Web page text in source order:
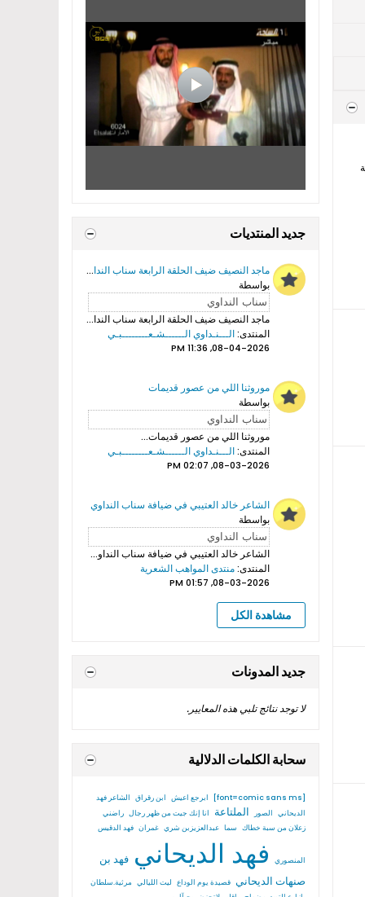
جديد المنتديات
ماجد النصيف ضيف الحلقة الرابعة سناب النداوي
بواسطة
ماجد النصيف ضيف الحلقة الرابعة سناب النداوي...
المنتدى:الـــنـداوي الــــــشـعــــــــبـي
08-04-2026, 11:36 PM
موروثنا اللي من عصور قديمات
بواسطة
موروثنا اللي من عصور قديمات...
المنتدى:الـــنـداوي الــــــشـعــــــــبـي
08-03-2026, 02:07 PM
الشاعر خالد العتيبي في ضيافة سناب النداوي
بواسطة
الشاعر خالد العتيبي في ضيافة سناب النداوي بروموهات فيديوهات...
المنتدى:منتدى المواهب الشعرية
08-03-2026, 01:57 PM
مشاهدة الكل
جديد المدونات
لا توجد نتائج تلبي هذه المعايير.
سحابة الكلمات الدلالية
[font=comic sans ms] ابرجع اعيش ابن رقراق الشاعر فهد
الديحاني الصور الملتاعة انا إنك جيت من ظهر رجال راضني
زعلان من سبة خطاك سما عبدالعزيزبن شري غمران فهد الدقيس
المنصوري فهد الديحاني فهد بن
صنهات الديحاني قصيدة يوم الوداع ليت الليالي مرثية.سلطان